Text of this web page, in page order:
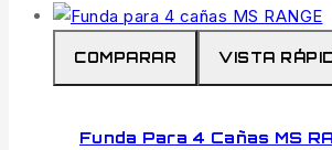
COMPARAR VISTA
Funda Para 4 Cañas MS